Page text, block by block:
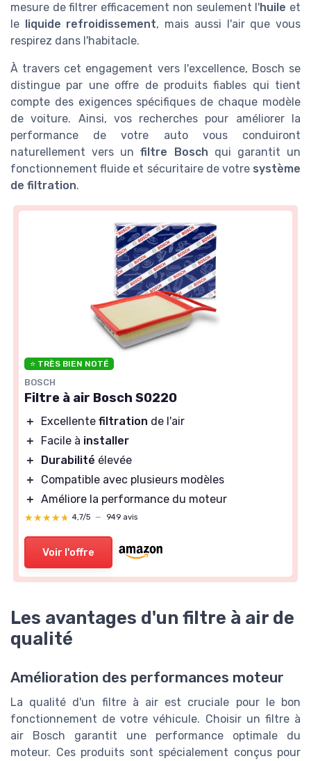
mesure de filtrer efficacement non seulement l'huile et
le liquide refroidissement, mais aussi l'air que vous
respirez dans l'habitacle.
À travers cet engagement vers l'excellence, Bosch se
distingue par une offre de produits fiables qui tient
compte des exigences spécifiques de chaque modèle
de voiture. Ainsi, vos recherches pour améliorer la
performance de votre auto vous conduiront
naturellement vers unfiltre Bosch qui garantit un
fonctionnement fluide et sécuritaire de votre système
de filtration.
⭐ TRÈS BIEN NOTÉ
BOSCH
Filtre à air Bosch S0220
＋ Excellente filtration de l'air
＋
Facile à installer
＋
Durabilité élevée
＋
Compatible avec plusieurs modèles
＋ Améliore la performance du moteur
★★★★★
★★★★★ 4,7/5 — 949 avis
Voir l'offre
Les avantages d'un filtre à air de
qualité
Amélioration des performances moteur
La qualité d'un filtre à air est cruciale pour le bon
fonctionnement de votre véhicule. Choisir un filtre à
air Bosch garantit une performance optimale du
moteur. Ces produits sont spécialement conçus pour